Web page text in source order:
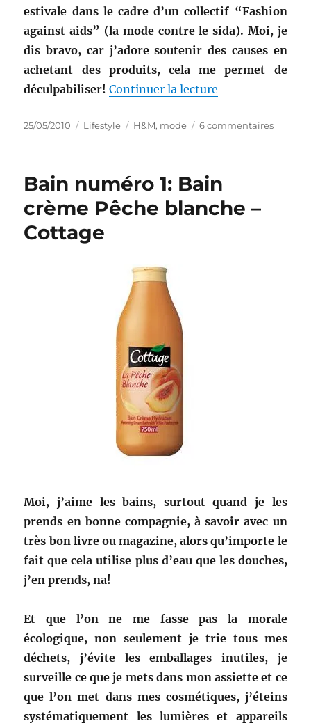
estivale dans le cadre d’un collectif “Fashion
against aids” (la mode contre le sida). Moi, je
dis bravo, car j’adore soutenir des causes en
achetant des produits, cela me permet de
déculpabiliser! Continuer la lecture
Publié
25/05/2010 Catégories
Lifestyle Étiquettes
H&M, mode 6 commentairessur
Bain numéro 1: Bain
crème Pêche blanche –
Cottage
Moi, j’aime les bains, surtout quand je les
prends en bonne compagnie, à savoir avec un
très bon livre ou magazine, alors qu’importe le
fait que cela utilise plus d’eau que les douches,
j’en prends, na!
Et que l’on ne me fasse pas la morale
écologique, non seulement je trie tous mes
déchets, j’évite les emballages inutiles, je
surveille ce que je mets dans mon assiette et ce
que l’on met dans mes cosmétiques, j’éteins
systématiquement les lumières et appareils